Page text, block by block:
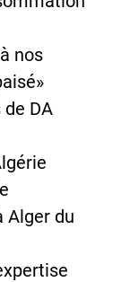
nos
DA
Alger du